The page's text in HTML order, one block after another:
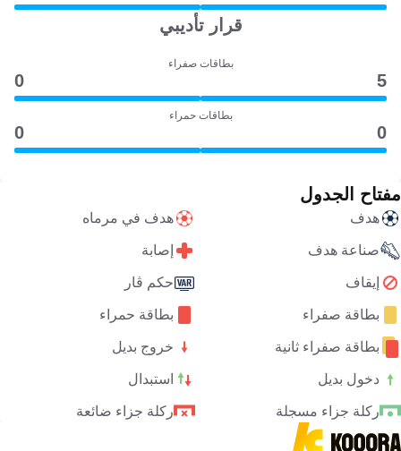
قرار تأديبي
بطاقات صفراء
5
0
بطاقات حمراء
0
0
مفتاح الجدول
هدف هدف في مرماه
صناعة هدف إصابة
إيقاف حكم ڤار
بطاقة صفراء بطاقة حمراء
بطاقة صفراء ثانية خروج بديل
دخول بديل استبدال
ركلة جزاء مسجلة ركلة جزاء ضائعة